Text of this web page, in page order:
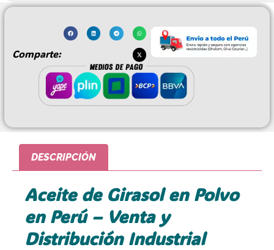
Comparte:
DESCRIPCIÓN
Aceite de Girasol en Polvo
en Perú – Venta y
Distribución Industrial